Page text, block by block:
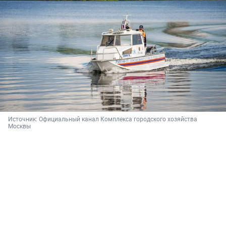
Источник: Официальный канал Комплекса городского хозяйства
Москвы